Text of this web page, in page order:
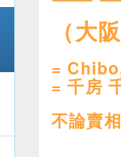
（大
=
= 千房
不論賣